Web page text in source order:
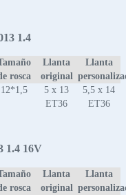
1.4
rosca
Llanta
original
Llanta
12*1,5
5 x 13
ET36
5,5 x 14
ET36
1.4 16V
rosca
Llanta
original
Llanta